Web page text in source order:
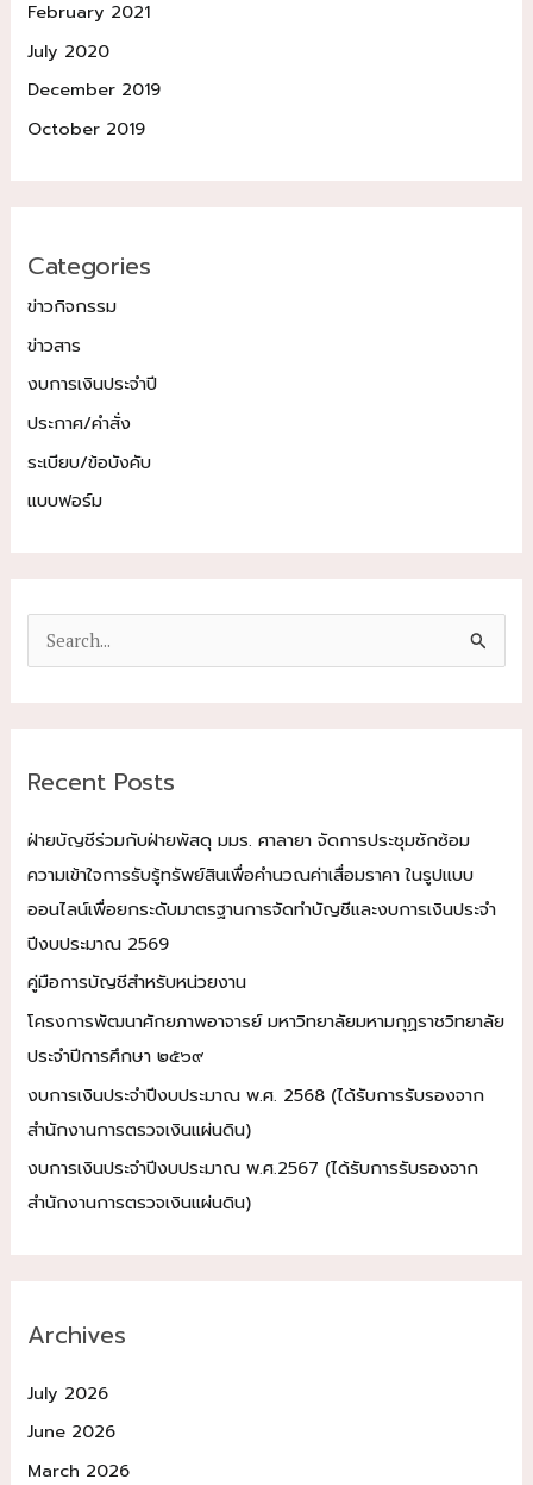
February 2021
July 2020
December 2019
October 2019
Categories
ข่าวกิจกรรม
ข่าวสาร
งบการเงินประจำปี
ประกาศ/คำสั่ง
ระเบียบ/ข้อบังคับ
แบบฟอร์ม
e
c
f
o
r
:
Recent Posts
ฝ่ายบัญชีร่วมกับฝ่ายพัสดุ มมร. ศาลายา จัดการประชุมซักซ้อม
ความเข้าใจการรับรู้ทรัพย์สินเพื่อคำนวณค่าเสื่อมราคา ในรูปแบบ
ออนไลน์เพื่อยกระดับมาตรฐานการจัดทำบัญชีและงบการเงินประจำ
ปีงบประมาณ 2569
คู่มือการบัญชีสำหรับหน่วยงาน
โครงการพัฒนาศักยภาพอาจารย์ มหาวิทยาลัยมหามกุฏราชวิทยาลัย
ประจำปีการศึกษา ๒๕๖๙
งบการเงินประจำปีงบประมาณ พ.ศ. 2568 (ได้รับการรับรองจาก
สำนักงานการตรวจเงินแผ่นดิน)
งบการเงินประจำปีงบประมาณ พ.ศ.2567 (ได้รับการรับรองจาก
สำนักงานการตรวจเงินแผ่นดิน)
Archives
July 2026
June 2026
March 2026